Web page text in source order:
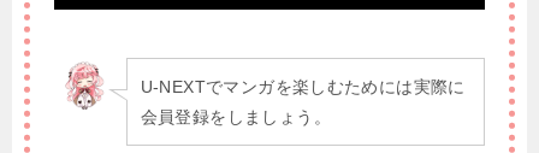
U-NEXTでマンガを楽しむためには実際に
会員登録をしましょう。